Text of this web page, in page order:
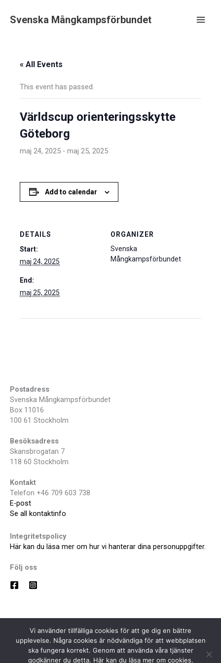
innehåll
Svenska Mångkampsförbundet
« All Events
This event has passed.
Världscup orienteringsskytte
Göteborg
maj 24, 2025 - maj 25, 2025
Add to calendar
DETAILS
Start:
maj 24, 2025
End:
maj 25, 2025
ORGANIZER
Svenska
Mångkampsförbundet
Postadress
Svenska Mångkampsförbundet
Box 11016
100 61 Stockholm
Besöksadress
Skansbrogatan 7
118 60 Stockholm
Kontakt
Telefon +46 709 603 738
E-post
Se all kontaktinfo
Integritetspolicy
Här kan du läsa mer om hur vi hanterar dina personuppgifter.
Följ oss
Vi använder tillfälliga cookies för att ge dig en bättre
upplevelse. Några cookies är nödvändiga för att webbplatsen
ska fungera korrekt. Genom att använda våra tjänster
godkänner du detta. Här kan du läsa mer om cookies.